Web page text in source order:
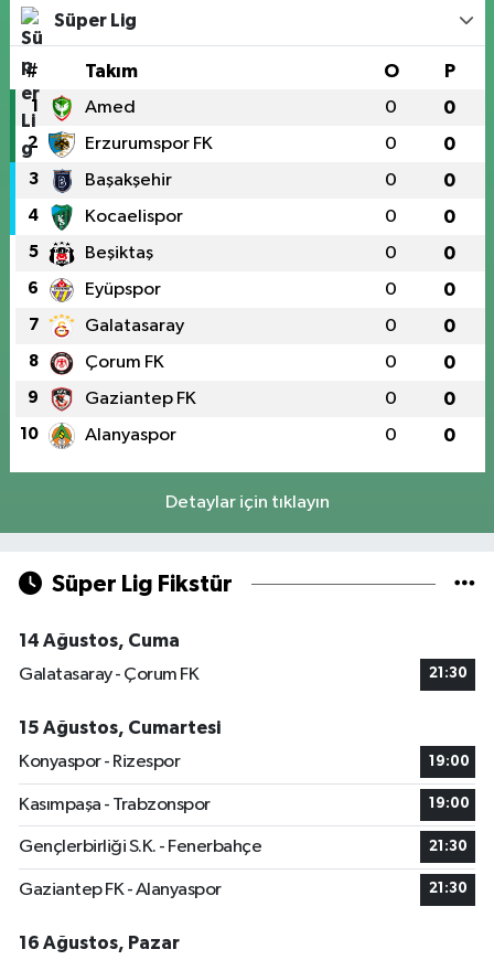
Süper Lig
# Takım O P
1 Amed 0 0
2 Erzurumspor FK 0 0
3 Başakşehir 0 0
4 Kocaelispor 0 0
5 Beşiktaş 0 0
6 Eyüpspor 0 0
7 Galatasaray 0 0
8 Çorum FK 0 0
9 Gaziantep FK 0 0
10 Alanyaspor 0 0
Detaylar için tıklayın
Süper Lig Fikstür
14 Ağustos, Cuma
Galatasaray - Çorum FK
21:30
15 Ağustos, Cumartesi
Konyaspor - Rizespor
19:00
Kasımpaşa - Trabzonspor 19:00
Gençlerbirliği S.K. - Fenerbahçe 21:30
Gaziantep FK - Alanyaspor 21:30
16 Ağustos, Pazar